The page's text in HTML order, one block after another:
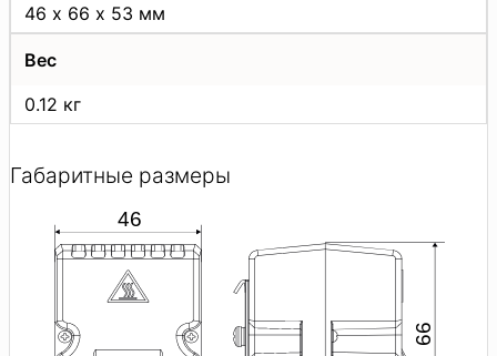
46 х 66 х 53 мм
Вес
0.12 кг
Габаритные размеры